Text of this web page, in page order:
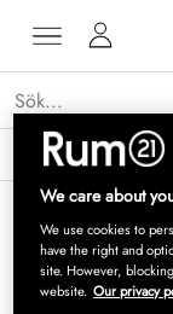
Få 15 % rabatt på
We care about
We use cookies to
have the right and
site. However,
website. Our privacy